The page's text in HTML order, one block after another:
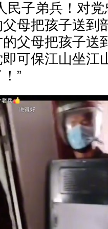
子弟兵！对党
母把孩子送到
父母把孩子送
可保江山坐江
”